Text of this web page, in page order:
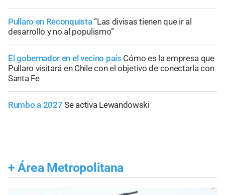
Pullaro en Reconquista“Las divisas tienen que ir al
desarrollo y no al populismo”
El gobernador en el vecino país Cómo es la empresa que
Pullaro visitará en Chile con el objetivo de conectarla con
Santa Fe
Rumbo a 2027 Se activa Lewandowski
+ Área Metropolitana